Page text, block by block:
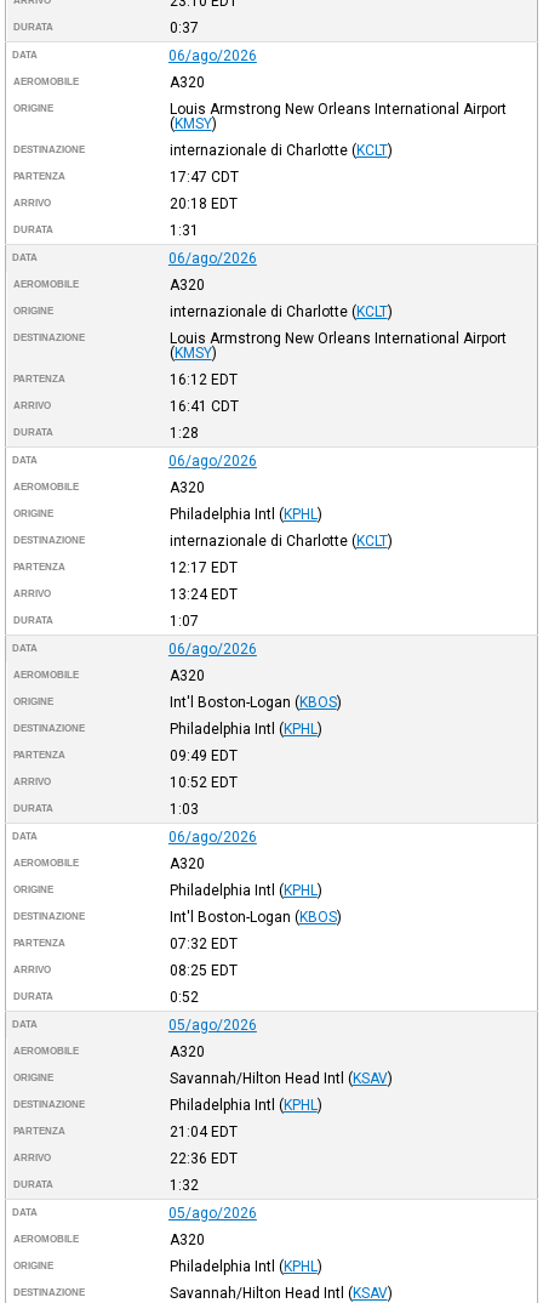
DURATA 0:37
DATA 06/ago/2026
AEROMOBILE A320
ORIGINE
Louis Armstrong New Orleans International Airport
(KMSY)
DESTINAZIONE internazionale di Charlotte (KCLT)
PARTENZA 17:47 CDT
ARRIVO 20:18 EDT
DURATA 1:31
DATA 06/ago/2026
AEROMOBILE A320
ORIGINE internazionale di Charlotte (KCLT)
DESTINAZIONE
Louis Armstrong New Orleans International Airport
(KMSY)
PARTENZA 16:12 EDT
ARRIVO 16:41 CDT
DURATA 1:28
DATA 06/ago/2026
AEROMOBILE A320
ORIGINE Philadelphia Intl (KPHL )
DESTINAZIONE internazionale di Charlotte (KCLT)
PARTENZA 12:17 EDT
ARRIVO 13:24EDT
DURATA 1:07
DATA 06/ago/2026
AEROMOBILE A320
ORIGINE Int'l Boston-Logan (KBOS)
DESTINAZIONE Philadelphia Intl (KPHL )
PARTENZA 09:49 EDT
ARRIVO 10:52 EDT
DURATA 1:03
DATA 06/ago/2026
AEROMOBILE A320
ORIGINE Philadelphia Intl (KPHL )
DESTINAZIONE Int'l Boston-Logan (KBOS)
PARTENZA 07:32 EDT
ARRIVO 08:25 EDT
DURATA 0:52
DATA 05/ago/2026
AEROMOBILE A320
ORIGINE Savannah/Hilton Head Intl (KSAV)
DESTINAZIONE Philadelphia Intl (KPHL )
PARTENZA 21:04EDT
ARRIVO 22:36 EDT
DURATA 1:32
DATA 05/ago/2026
AEROMOBILE A320
ORIGINE Philadelphia Intl (KPHL )
DESTINAZIONE Savannah/Hilton Head Intl (KSAV)